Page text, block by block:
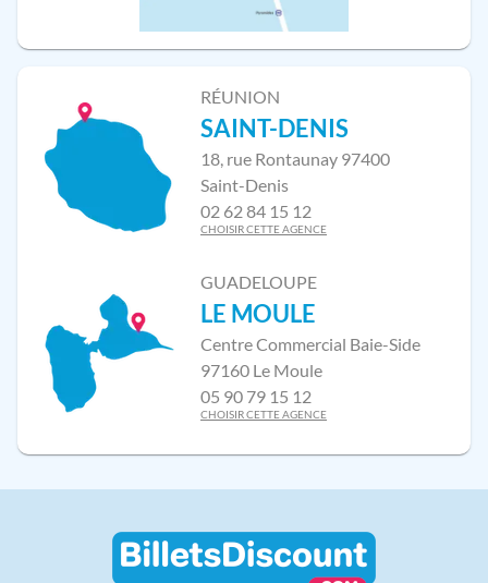
RÉUNION
SAINT-DENIS
18, rue Rontaunay 97400
Saint-Denis
02 62 84 15 12
CHOISIR CETTE AGENCE
GUADELOUPE
LE MOULE
Centre Commercial Baie-Side
97160 Le Moule
05 90 79 15 12
CHOISIR CETTE AGENCE